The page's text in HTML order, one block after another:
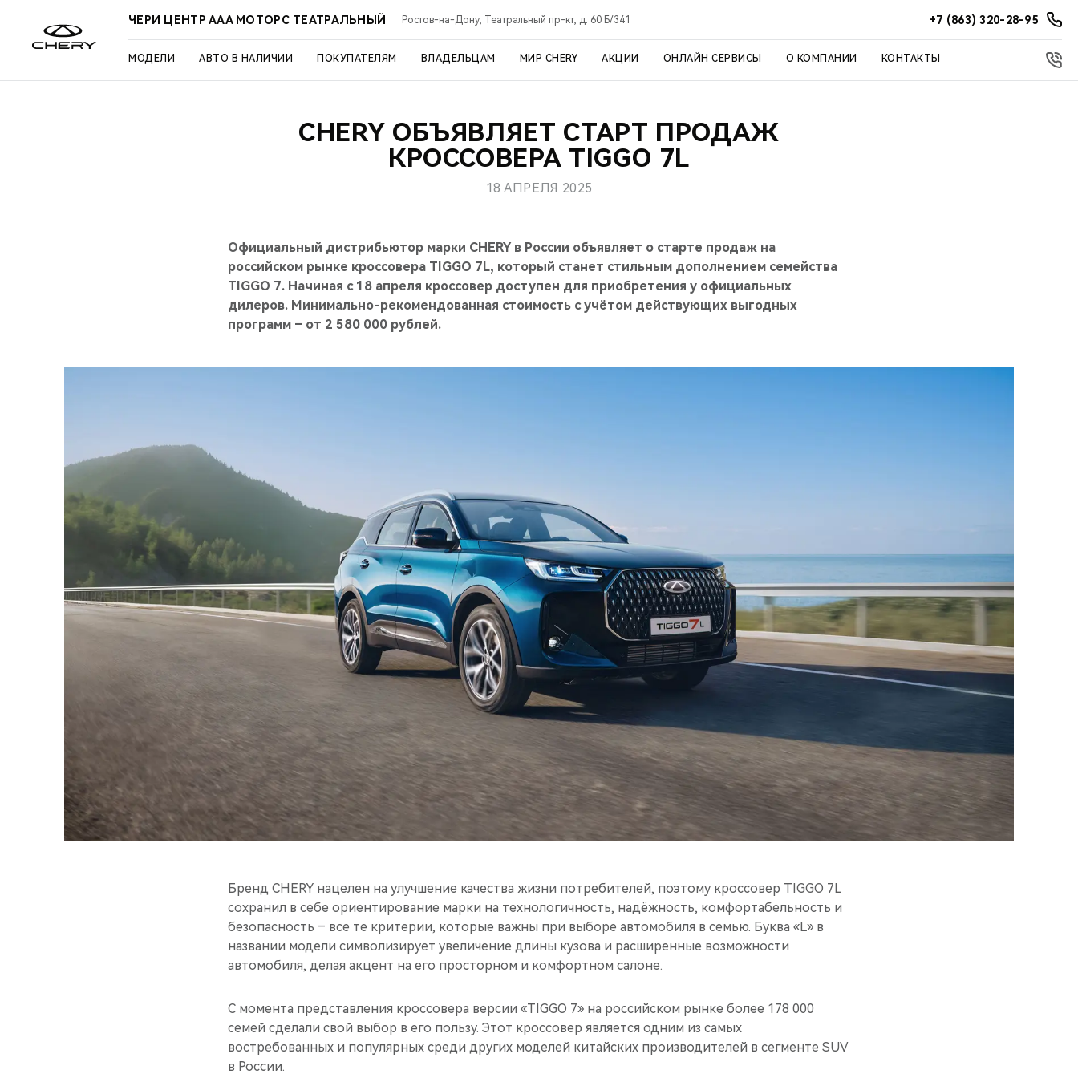
ЧЕРИ ЦЕНТР ААА МОТОРС ТЕАТРАЛЬНЫЙ Ростов-на-Дону, Театральный пр-кт, д. 60 Б/341 +7 (863) 320-28-95
МОДЕЛИ АВТО В НАЛИЧИИ ПОКУПАТЕЛЯМ ВЛАДЕЛЬЦАМ МИР CHERY АКЦИИ ОНЛАЙН СЕРВИСЫ О КОМПАНИИ КОНТАКТЫ
CHERY ОБЪЯВЛЯЕТ СТАРТ ПРОДАЖ
КРОССОВЕРА TIGGO 7L
18 АПРЕЛЯ 2025
Официальный дистрибьютор марки CHERY в России объявляет о старте продаж на
российском рынке кроссовера TIGGO 7L, который станет стильным дополнением семейства
TIGGO 7. Начиная с 18 апреля кроссовер доступен для приобретения у официальных
дилеров. Минимально-рекомендованная стоимость с учётом действующих выгодных
программ – от 2 580 000 рублей.
Бренд CHERY нацелен на улучшение качества жизни потребителей, поэтому кроссовер TIGGO 7L
сохранил в себе ориентирование марки на технологичность, надёжность, комфортабельность и
безопасность – все те критерии, которые важны при выборе автомобиля в семью. Буква «L» в
названии модели символизирует увеличение длины кузова и расширенные возможности
автомобиля, делая акцент на его просторном и комфортном салоне.
C момента представления кроссовера версии «TIGGO 7» на российском рынке более 178 000
семей сделали свой выбор в его пользу. Этот кроссовер является одним из самых
востребованных и популярных среди других моделей китайских производителей в сегменте SUV
в России.